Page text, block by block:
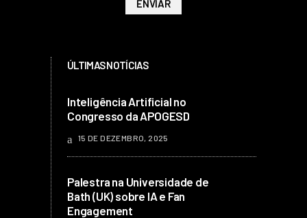
ÚLTIMAS NOTÍCIAS
Inteligência Artificial no
Congresso da APOGESD
15 DE DEZEMBRO, 2025
Palestra na Universidade de
Bath (UK) sobre IA e Fan
Engagement